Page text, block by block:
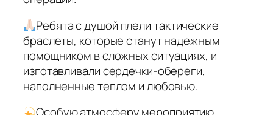
Ребята с душой плели тактические
браслеты, которые станут надежным
помощником в сложных ситуациях, и
изготавливали сердечки-обереги,
наполненные теплом и любовью.